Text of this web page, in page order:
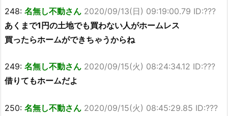
248: 名無し不動さん 2020/09/13(日) 09:19:00.79 ID:???
あくまで1円の土地でも買わない人がホームレス
買ったらホームができちゃうからね
249: 名無し不動さん 2020/09/15(火) 08:24:34.12 ID:???
借りてもホームだよ
250: 名無し不動さん 2020/09/15(火) 08:45:29.85 ID:???